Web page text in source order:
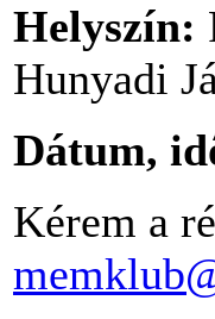
Helyszín:
Hunyadi
Dátum,
Kérem a